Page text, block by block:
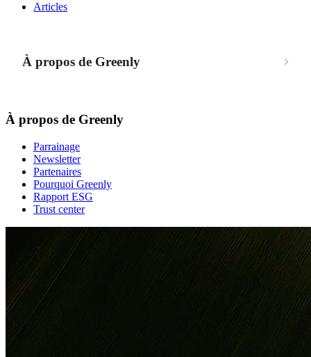
Articles
À propos de Greenly
À propos de Greenly
Parrainage
Newsletter
Partenaires
Pourquoi Greenly
Rapport ESG
Trust center